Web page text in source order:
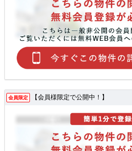
会員限定 【会員様限定で公開中！】